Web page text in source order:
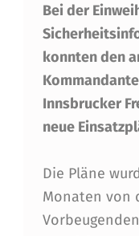
E
R
W
E
H
R
P
L
Bei der
konnten den
Innsbrucker
neue
Die Pläne
Monaten von